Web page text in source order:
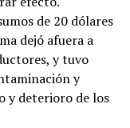
de 20 dólares
dejó afuera a
y tuvo
y
y deterioro de los